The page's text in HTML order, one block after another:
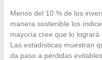
Menos del 10 % de los
manera sostenible los
mayoría cree que lo logrará
Las estadísticas muestran
da paso a pérdidas